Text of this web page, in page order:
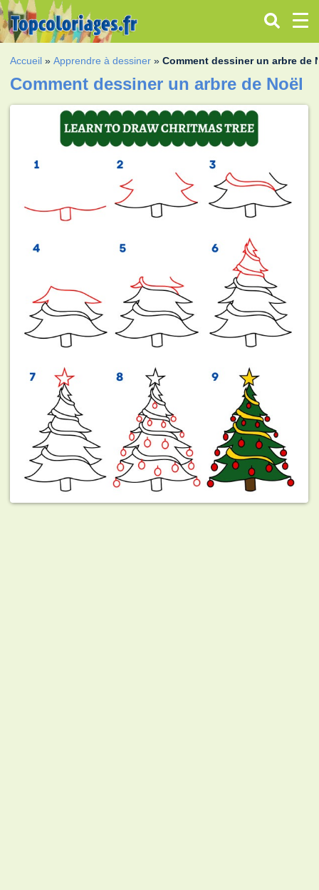
Accueil »Apprendre à dessiner »Comment dessiner un arbre de
Comment dessiner un arbre de Noël